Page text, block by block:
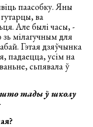
паасобку. Яны
ва
Але былі часы,
мілагучным для
Гэтая дзяўчынка
падаецца, усім на
сьпявала ў
тады ў школу